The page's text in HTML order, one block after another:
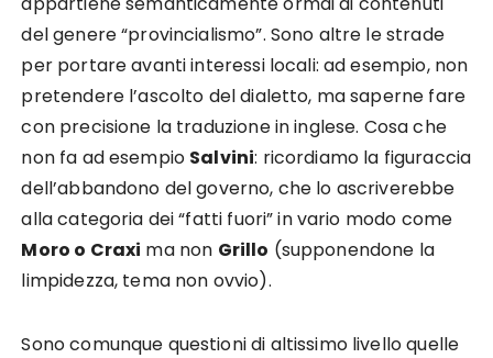
del genere “provincialismo”. Sono altre le strade
per portare avanti interessi locali: ad esempio, non
pretendere l’ascolto del dialetto, ma saperne fare
con precisione la traduzione in inglese. Cosa che
non fa ad esempio Salvini: ricordiamo la figuraccia
dell’abbandono del governo, che lo ascriverebbe
alla categoria dei “fatti fuori” in vario modo come
Moro o Craxi ma non Grillo (supponendone la
limpidezza, tema non ovvio).
Sono comunque questioni di altissimo livello quelle